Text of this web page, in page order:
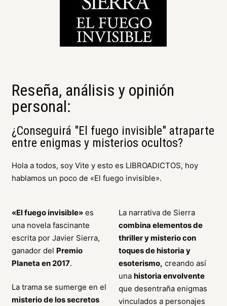
Reseña, análisis y opinión
personal:
¿Conseguirá "El fuego invisible" atraparte
entre enigmas y misterios ocultos?
Hola a todos, soy Vite y esto es LIBROADICTOS, hoy
hablamos un poco de «El fuego invisible».
«El fuego invisible»es
una novela fascinante
escrita por Javier Sierra,
ganador del Premio
Planeta en 2017.
La trama se sumerge en el
misterio de los secretos
La narrativa de Sierra
combina elementos de
thriller y misterio con
toques de historia y
esoterismo, creando así
una historia envolvente
que desentraña enigmas
vinculados a personajes